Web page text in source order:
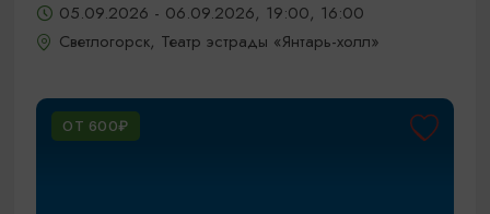
05.09.2026 - 06.09.2026, 19:00, 16:00
Светлогорск, Театр эстрады «Янтарь-холл»
ОТ 600₽